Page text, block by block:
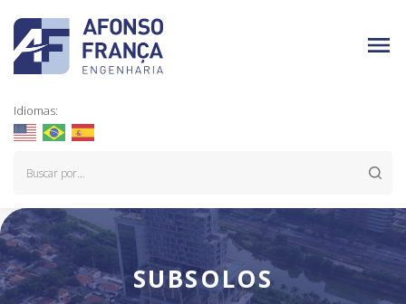
Idiomas:
SUBSOLOS